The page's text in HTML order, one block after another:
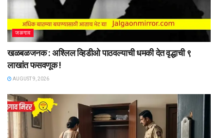
जळगाव
खळबळजनक : अश्लिल व्हिडीओ पाठवल्याची धमकी देत वृद्धाची ९
लाखांत फसवणूक !
AUGUST 9, 2026